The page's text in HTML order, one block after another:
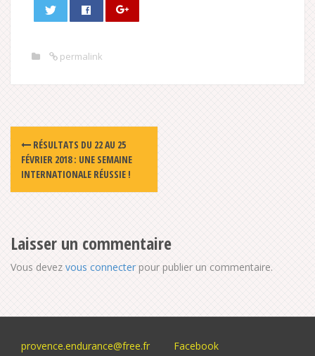
permalink
Post
navigation
RÉSULTATS DU 22 AU 25
FÉVRIER 2018 : UNE SEMAINE
INTERNATIONALE RÉUSSIE !
Laisser un commentaire
Vous devez vous connecter pour publier un commentaire.
provence.endurance@free.fr
Facebook